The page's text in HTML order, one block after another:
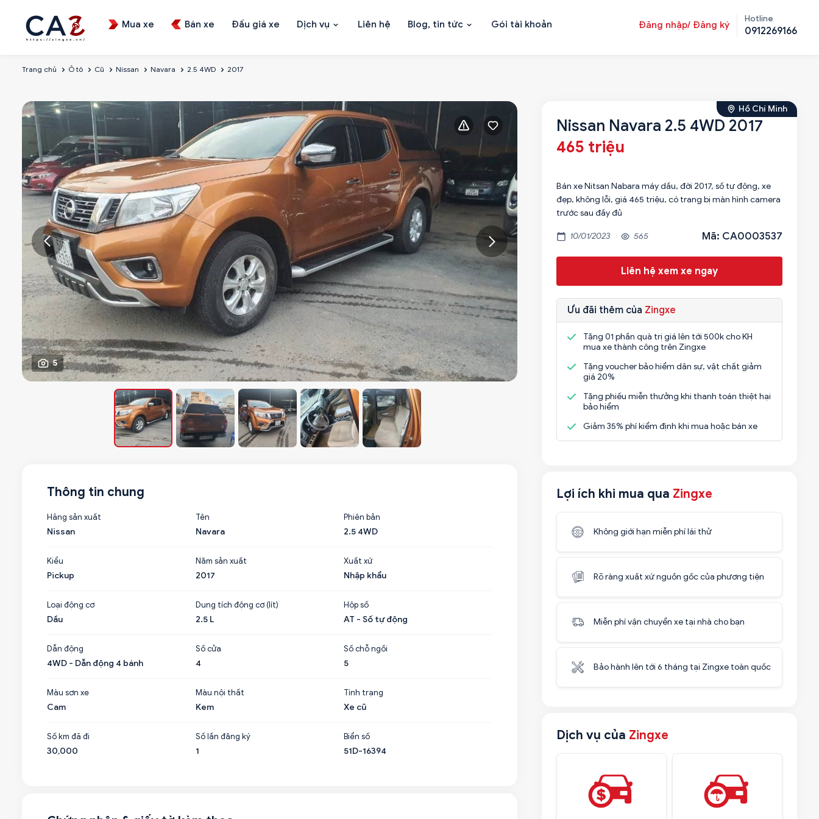
Mua xe Bán xe Đấu giá xe Dịch vụ Liên hệ Blog, tin tức Gói tài khoản Đăng nhập/ Đăng ký
Hotline
0912269166
Trang chủ Ô tô Cũ Nissan Navara 2.5 4WD 2017
5
Hồ Chí Minh
Nissan Navara 2.5 4WD 2017
465 triệu
Bán xe Nitsan Nabara máy dầu, đời 2017, số tự động, xe
đẹp, không lỗi, giá 465 triệu, có trang bị màn hình camera
10/01/2023 565 Mã: CA0003537
Liên hệ xem xe ngay
Ưu đãi thêm của Zingxe
Tặng 01 phần quà trị giá lên tới 500k cho KH
mua xe thành công trên Zingxe
Tặng voucher bảo hiểm dân sự, vật chất giảm
giá 20%
Tặng phiếu miễn thưởng khi thanh toán thiệt hại
bảo hiểm
Giảm 35% phí kiểm định khi mua hoặc bán xe
Lợi ích khi mua qua Zingxe
Không giới hạn miễn phí lái thử
Rõ ràng xuất xứ nguồn gốc của phương tiện
Miễn phí vận chuyển xe tại nhà cho bạn
Bảo hành lên tới 6 tháng tại Zingxe toàn quốc
Dịch vụ của Zingxe
Thông tin chung
Hãng sản xuất
Nissan
Tên
Navara
Phiên bản
2.5 4WD
Kiểu
Pickup
Năm sản xuất
2017
Xuất xứ
Nhập khẩu
Loại động cơ
Dầu
Dung tích động cơ (lít)
2.5 L
Hộp số
AT - Số tự động
Dẫn động
4WD - Dẫn động 4 bánh
Số cửa
4
Số chỗ ngồi
5
Màu sơn xe
Cam
Màu nội thất
Kem
Tình trạng
Xe cũ
Số km đã đi
30,000
Số lần đăng ký
1
Biển số
51D-16394